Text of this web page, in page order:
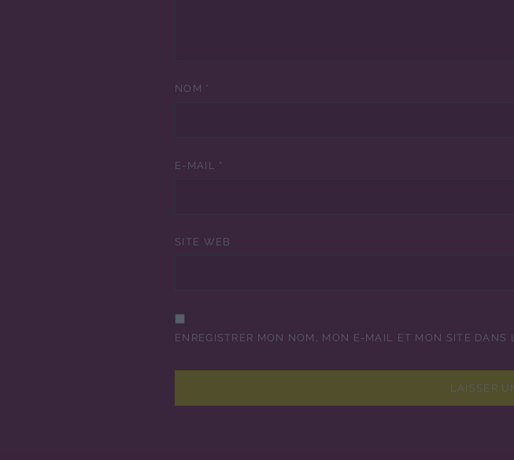
NOM *
E-MAIL *
SITE WEB
ENREGISTRER MON NOM, MON E-MAIL ET MON SITE